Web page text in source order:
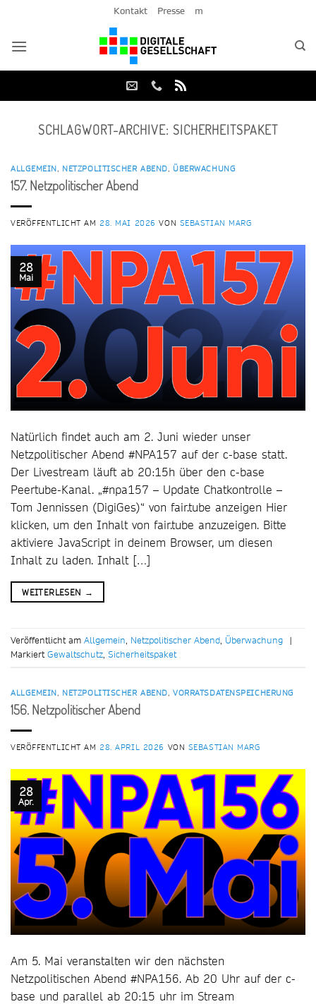
springen
Kontakt Presse m
SCHLAGWORT-ARCHIVE: SICHERHEITSPAKET
ALLGEMEIN, NETZPOLITISCHER ABEND, ÜBERWACHUNG
157. Netzpolitischer Abend
VERÖFFENTLICHT AM 28. MAI 2026 VON SEBASTIAN MARG
28
Mai
Natürlich findet auch am 2. Juni wieder unser
Netzpolitischer Abend #NPA157 auf der c-base statt.
Der Livestream läuft ab 20:15h über den c-base
Peertube-Kanal. „#npa157 – Update Chatkontrolle –
Tom Jennissen (DigiGes)“ von fair.tube anzeigen Hier
klicken, um den Inhalt von fair.tube anzuzeigen. Bitte
aktiviere JavaScript in deinem Browser, um diesen
Inhalt zu laden. Inhalt […]
WEITERLESEN →
Veröffentlicht am Allgemein, Netzpolitischer Abend, Überwachung |
MarkiertGewaltschutz, Sicherheitspaket
ALLGEMEIN, NETZPOLITISCHER ABEND,VORRATSDATENSPEICHERUNG
156. Netzpolitischer Abend
VERÖFFENTLICHT AM 28. APRIL 2026 VON SEBASTIAN MARG
28
Apr.
Am 5. Mai veranstalten wir den nächsten
Netzpolitischen Abend #NPA156. Ab 20 Uhr auf der c-
base und parallel ab 20:15 uhr im Stream